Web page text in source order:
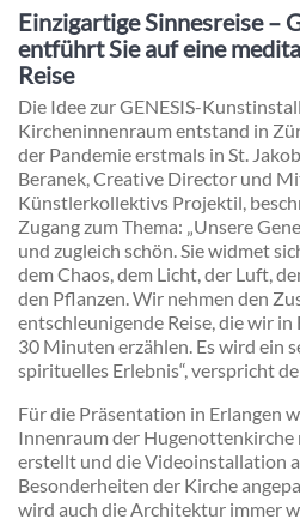
Einzigartige Sinnesreise –
entführt Sie auf eine
Reise
Die Idee zur GENESIS-
Kircheninnenraum entstand in
der Pandemie erstmals in St.
Beranek, Creative Director und
Künstlerkollektivs Projektil,
Zugang zum Thema: „Unsere
und zugleich schön. Sie widmet
dem Chaos, dem Licht, der Luft,
den Pflanzen. Wir nehmen den
entschleunigende Reise, die wir
30 Minuten erzählen. Es wird ein
spirituelles Erlebnis“, verspricht
Für die Präsentation in Erlangen
Innenraum der
erstellt und die Videoinstallation
Besonderheiten der Kirche
wird auch die Architektur immer